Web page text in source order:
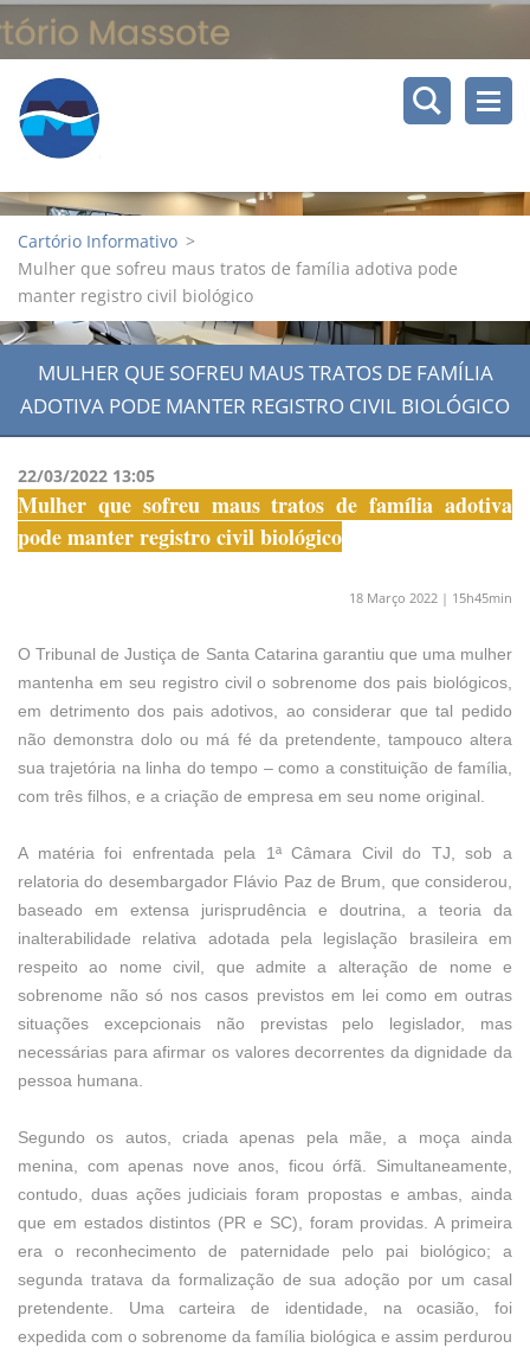
Cartório Informativo >
Mulher que sofreu maus tratos de família adotiva pode
manter registro civil biológico
MULHER QUE SOFREU MAUS TRATOS DE FAMÍLIA
ADOTIVA PODE MANTER REGISTRO CIVIL BIOLÓGICO
22/03/2022 13:05
Mulher que sofreu maus tratos de família adotiva
pode manter registro civil biológico
18 Março 2022 | 15h45min
O Tribunal de Justiça de Santa Catarina garantiu que uma mulher
mantenha em seu registro civil o sobrenome dos pais biológicos,
em detrimento dos pais adotivos, ao considerar que tal pedido
não demonstra dolo ou má fé da pretendente, tampouco altera
sua trajetória na linha do tempo – como a constituição de família,
com três filhos, e a criação de empresa em seu nome original.
A matéria foi enfrentada pela 1ª Câmara Civil do TJ, sob a
relatoria do desembargador Flávio Paz de Brum, que considerou,
baseado em extensa jurisprudência e doutrina, a teoria da
inalterabilidade relativa adotada pela legislação brasileira em
respeito ao nome civil, que admite a alteração de nome e
sobrenome não só nos casos previstos em lei como em outras
situações excepcionais não previstas pelo legislador, mas
necessárias para afirmar os valores decorrentes da dignidade da
pessoa humana.
Segundo os autos, criada apenas pela mãe, a moça ainda
menina, com apenas nove anos, ficou órfã. Simultaneamente,
contudo, duas ações judiciais foram propostas e ambas, ainda
que em estados distintos (PR e SC), foram providas. A primeira
era o reconhecimento de paternidade pelo pai biológico; a
segunda tratava da formalização de sua adoção por um casal
pretendente. Uma carteira de identidade, na ocasião, foi
expedida com o sobrenome da família biológica e assim perdurou